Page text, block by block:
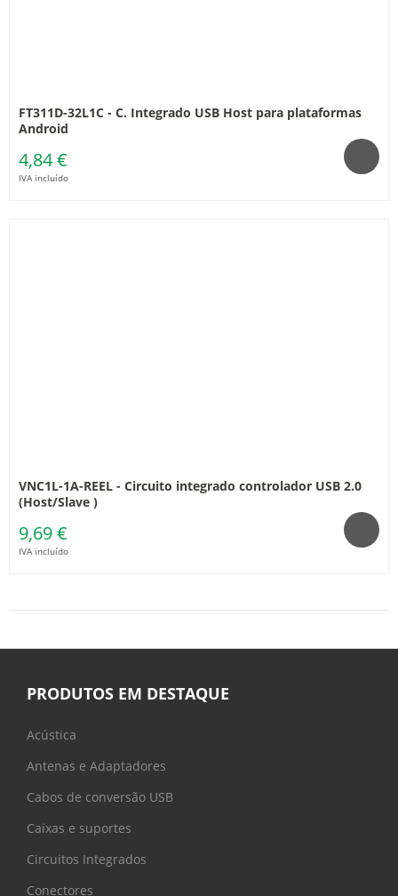
FT311D-32L1C - C. Integrado USB Host para plataformas
Android
4,84 €
IVA incluído
VNC1L-1A-REEL - Circuito integrado controlador USB 2.0
(Host/Slave )
9,69 €
IVA incluído
PRODUTOS EM DESTAQUE
Acústica
Antenas e Adaptadores
Cabos de conversão USB
Caixas e suportes
Circuitos Integrados
Conectores